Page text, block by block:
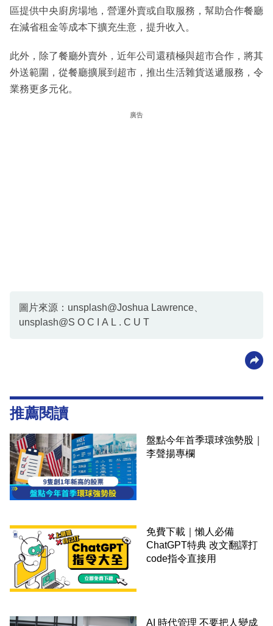
區提供中央廚房場地，營運外賣或自取服務，幫助合作餐廳
在減省租金等成本下擴充生意，提升收入。
此外，除了餐廳外賣外，近年公司還積極與超市合作，將其
外送範圍，從餐廳擴展到超市，推出生活雜貨送遞服務，令
業務更多元化。
廣告
圖片來源：unsplash@Joshua Lawrence、
unsplash@S O C I A L . C U T
推薦閱讀
盤點今年首季環球強勢股｜
李聲揚專欄
免費下載｜懶人必備
ChatGPT特典 改文翻譯打
code指令直接用
AI 時代管理 不要把人變成